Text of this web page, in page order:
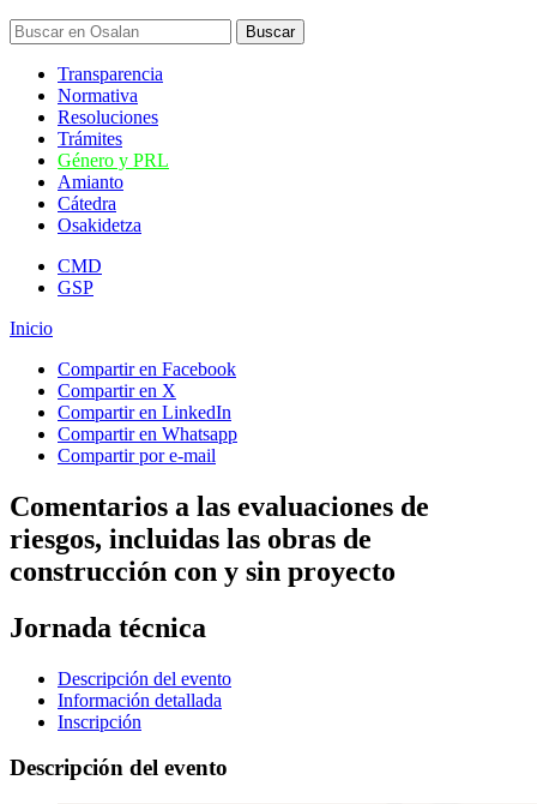
Transparencia
Normativa
Resoluciones
Trámites
Género y PRL
Amianto
Cátedra
Osakidetza
CMD
GSP
Inicio
Compartir en Facebook
Compartir en X
Compartir en LinkedIn
Compartir en Whatsapp
Compartir por e-mail
Comentarios a las evaluaciones de
riesgos, incluidas las obras de
construcción con y sin proyecto
Jornada técnica
Descripción del evento
Información detallada
Inscripción
Descripción del evento